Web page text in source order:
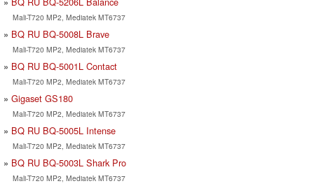
Mali-T720 MP2, Mediatek MT6737
BQ RU BQ-5008L Brave
Mali-T720 MP2, Mediatek MT6737
BQ RU BQ-5001L Contact
Mali-T720 MP2, Mediatek MT6737
Gigaset GS180
Mali-T720 MP2, Mediatek MT6737
BQ RU BQ-5005L Intense
Mali-T720 MP2, Mediatek MT6737
BQ RU BQ-5003L Shark Pro
Mali-T720 MP2, Mediatek MT6737